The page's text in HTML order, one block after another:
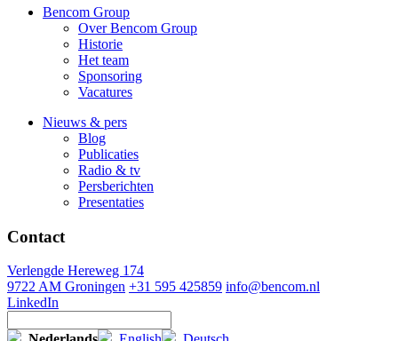
Bencom Group
Over Bencom Group
Historie
Het team
Sponsoring
Vacatures
Nieuws & pers
Blog
Publicaties
Radio & tv
Persberichten
Presentaties
Contact
Verlengde Hereweg 174
9722 AM Groningen +31 595 425859 info@bencom.nl
LinkedIn